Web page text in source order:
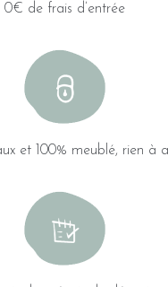
0€ de frais d’entrée
et 100% meublé, rien à